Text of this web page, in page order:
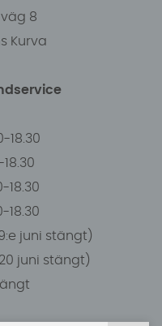
8
Kurva
18.30
18.30
18.30
18.30
juni stängt)
juni stängt)